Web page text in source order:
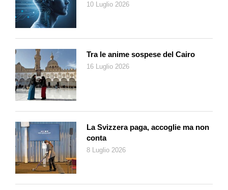
10 Luglio 2026
Tra le anime sospese del Cairo
16 Luglio 2026
La Svizzera paga, accoglie ma non
conta
8 Luglio 2026